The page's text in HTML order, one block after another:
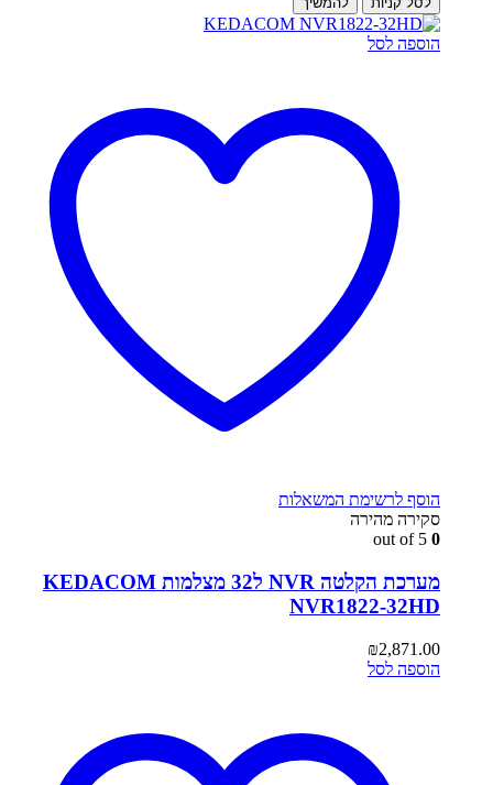
הוספה לסל
הוסף לרשימת המשאלות
סקירה מהירה
0
מערכת הקלטה NVR ל32 מצלמות KEDACOM
NVR1822-32HD
₪2,871.00
הוספה לסל